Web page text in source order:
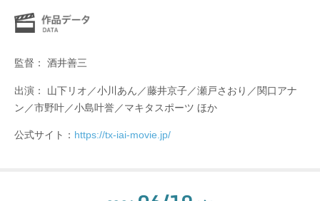
監督： 酒井善三
出演： 山下リオ／小川あん／藤井京子／瀬戸さおり／関口アナ
ン／市野叶／小島叶誉／マキタスポーツ ほか
公式サイト： https://tx-iai-movie.jp/